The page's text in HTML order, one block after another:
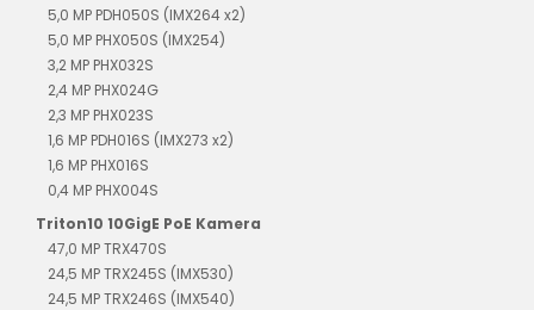
5,0 MP PDH050S (IMX264 x2)
5,0 MP PHX050S (IMX254)
3,2 MP PHX032S
2,4 MP PHX024G
2,3 MP PHX023S
1,6 MP PDH016S (IMX273 x2)
1,6 MP PHX016S
0,4 MP PHX004S
Triton10 10GigE PoE Kamera
47,0 MP TRX470S
24,5 MP TRX245S (IMX530)
24,5 MP TRX246S (IMX540)